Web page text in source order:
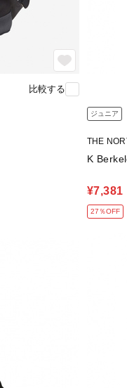
比較する
ジュニア
THE
K
¥7,381
27％OFF